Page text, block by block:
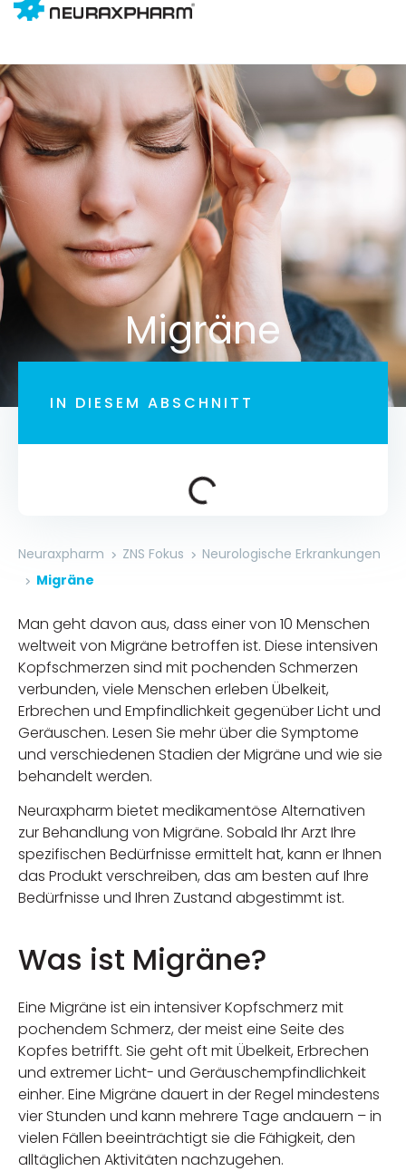
Migräne
IN DIESEM ABSCHNITT
Neuraxpharm ZNS Fokus
Neurologische Erkrankungen
Migräne
Man geht davon aus, dass einer von 10 Menschen
weltweit von Migräne betroffen ist. Diese intensiven
Kopfschmerzen sind mit pochenden Schmerzen
verbunden, viele Menschen erleben Übelkeit,
Erbrechen und Empfindlichkeit gegenüber Licht und
Geräuschen. Lesen Sie mehr über die Symptome
und verschiedenen Stadien der Migräne und wie sie
behandelt werden.
Neuraxpharm bietet medikamentöse Alternativen
zur Behandlung von Migräne. Sobald Ihr Arzt Ihre
spezifischen Bedürfnisse ermittelt hat, kann er Ihnen
das Produkt verschreiben, das am besten auf Ihre
Bedürfnisse und Ihren Zustand abgestimmt ist.
Was ist Migräne?
Eine Migräne ist ein intensiver Kopfschmerz mit
pochendem Schmerz, der meist eine Seite des
Kopfes betrifft. Sie geht oft mit Übelkeit, Erbrechen
und extremer Licht- und Geräuschempfindlichkeit
einher. Eine Migräne dauert in der Regel mindestens
vier Stunden und kann mehrere Tage andauern – in
vielen Fällen beeinträchtigt sie die Fähigkeit, den
alltäglichen Aktivitäten nachzugehen.